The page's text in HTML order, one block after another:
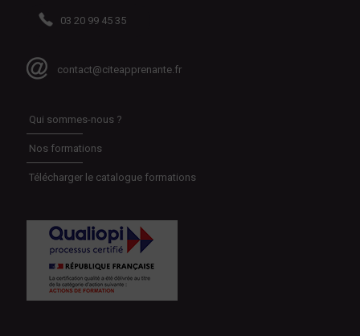
03 20 99 45 35
contact@citeapprenante.fr
Qui sommes-nous ?
Nos formations
Télécharger le catalogue formations